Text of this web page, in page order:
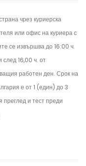
чрез куриерска
или офис на куриера с
се извършва до 16:00 ч.
след 16,00 ч. от
работен ден. Срок на
е от 1 (един) до 3
и тест преди